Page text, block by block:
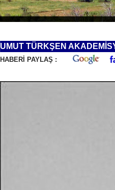
UMUT TÜRKŞEN
HABERİ PAYLAŞ :